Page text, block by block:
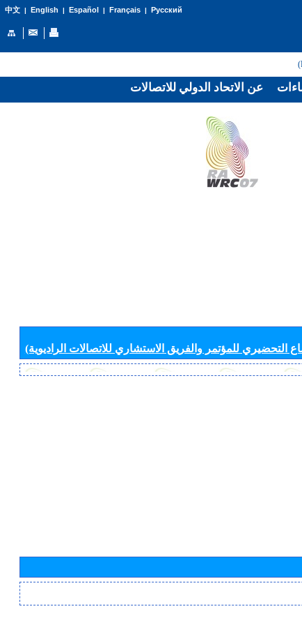
中文| English | Español | Français| Русский
التحضيري للمؤتمر والفريق الاستشاري للاتصالات الراديوية)
عن الاتحاد الدولي للاتصالات